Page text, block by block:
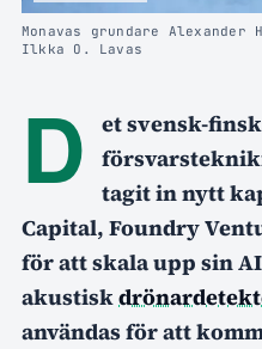
Monavas grundare Alexander
Ilkka O. Lavas
D
et svensk-
tagit in nytt
Capital, Foundry
för att skala upp sin
akustisk
användas för att